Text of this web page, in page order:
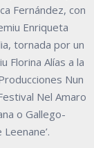
Fernández, con
Enriqueta
tornada por un
Florina Alías a la
Nun
Nel Amaro
o Gallego-